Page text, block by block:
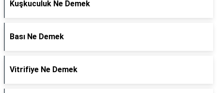
Kuşkuculuk Ne Demek
Bası Ne Demek
Vitrifiye Ne Demek